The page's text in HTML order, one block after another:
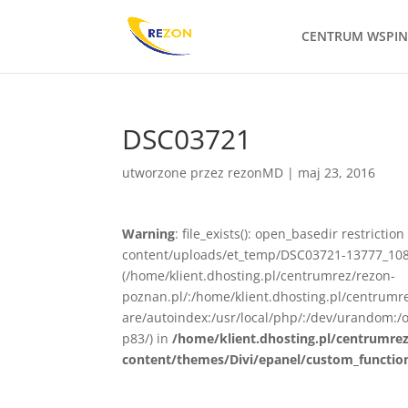
CENTRUM
DSC03721
utworzone przez rezonMD | maj 23, 2016
Warning: file_exists(): open_basedir
content/uploads/et_temp/DSC03721-
(/home/klient.dhosting.pl/centrumrez/rezon-
poznan.pl/:/home/klient.dhosting.pl/
are/autoindex:/usr/local/php/:/dev/
p83/) in/home/klient.dhosting.pl/
content/themes/Divi/epanel/